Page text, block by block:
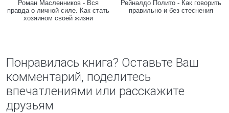
Роман Масленников - Вся
правда о личной силе. Как стать
хозяином своей жизни
Рейналдо Полито - Как говорить
правильно и без стеснения
Понравилась книга? Оставьте Ваш
комментарий, поделитесь
впечатлениями или расскажите
друзьям